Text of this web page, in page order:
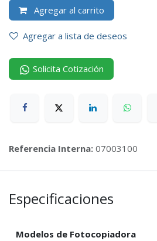
Agregar al carrito
Agregar a lista de deseos
Solicita Cotización
Referencia Interna: 07003100
Especificaciones
Modelos de Fotocopiadora